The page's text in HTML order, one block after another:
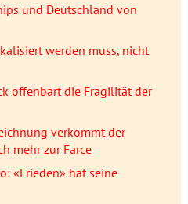
und Deutschland von
werden muss, nicht
offenbart die Fragilität der
verkommt der
mehr zur Farce
«Frieden» hat seine